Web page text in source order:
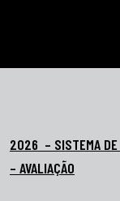
2026 – SISTEMA DE
– AVALIAÇÃO